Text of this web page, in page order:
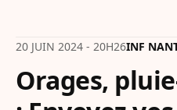
20 JUIN 2024 - 20H26INF
Orages,